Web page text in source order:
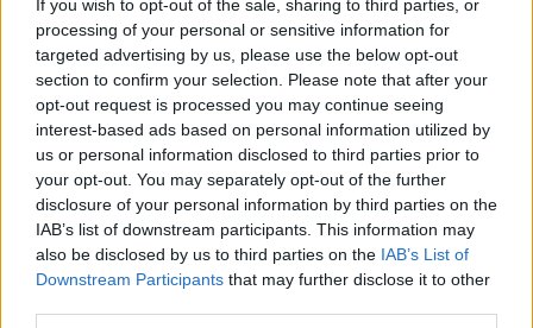
If you wish to opt-out of the sale, sharing to third parties, or
processing of your personal or sensitive information for
targeted advertising by us, please use the below opt-out
section to confirm your selection. Please note that after your
opt-out request is processed you may continue seeing
interest-based ads based on personal information utilized by
us or personal information disclosed to third parties prior to
your opt-out. You may separately opt-out of the further
disclosure of your personal information by third parties on the
IAB’s list of downstream participants. This information may
also be disclosed by us to third parties on the IAB’s List of
Downstream Participants that may further disclose it to other
τον οποίο υποδύεται ο βραβευμένος Josh O'Connor. Ο
Kellner είναι ένας ειδικός κυβερνοασφάλειας που είχε
προσληφθεί για να προστατεύει κυβερνητικά μυστικά
υψίστης σημασίας. Διαπιστώνοντας την
πραγματικότητα γύρω από την ύπαρξη εξωγήινης
ζωής, αποφασίζει να γίνει πληροφοριοδότης και να
εκθέσει την αλήθεια στην ανθρωπότητα. Το
συγκεκριμένο μοτίβο προσδίδει στο φιλμ στοιχεία
κατασκοπικού θρίλερ, τα οποία συνδυάζονται ομαλά